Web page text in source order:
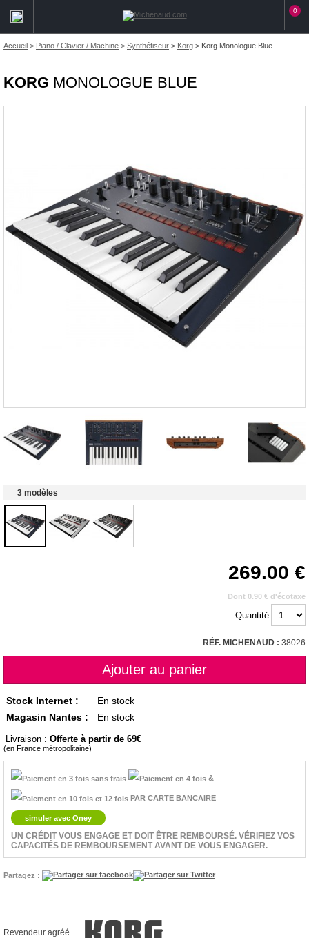
0
Accueil > Piano / Clavier / Machine > Synthétiseur > Korg > Korg Monologue Blue
KORG MONOLOGUE BLUE
3 modèles
269.00
Dont 0.90 € d'écotaxe
Quantité
RÉF. MICHENAUD : 38026
Stock Internet :
En stock
Magasin Nantes :
En stock
Livraison : Offerte à partir de 69
(en France métropolitaine)
&
PAR CARTE BANCAIRE
simuler avec Oney
UN CRÉDIT VOUS ENGAGE ET DOIT ÊTRE REMBOURSÉ. VÉRIFIEZ VOS
CAPACITÉS DE REMBOURSEMENT AVANT DE VOUS ENGAGER.
Partagez :
Revendeur agréé